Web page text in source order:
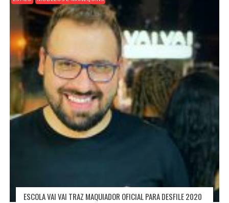
P
S
T
ESCOLA VAI VAI TRAZ MAQUIADOR OFICIAL PARA DESFILE 2020